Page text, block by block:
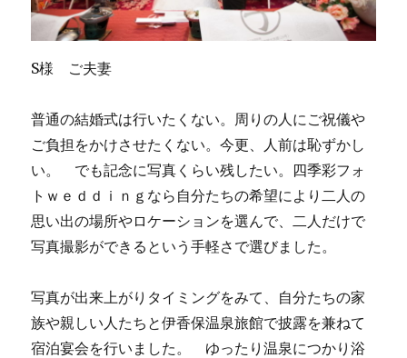
S様 ご夫妻
普通の結婚式は行いたくない。周りの人にご祝儀や
ご負担をかけさせたくない。今更、人前は恥ずかし
い。 でも記念に写真くらい残したい。四季彩フォ
トｗｅｄｄｉｎｇなら自分たちの希望により二人の
思い出の場所やロケーションを選んで、二人だけで
写真撮影ができるという手軽さで選びました。
写真が出来上がりタイミングをみて、自分たちの家
族や親しい人たちと伊香保温泉旅館で披露を兼ねて
宿泊宴会を行いました。 ゆったり温泉につかり浴